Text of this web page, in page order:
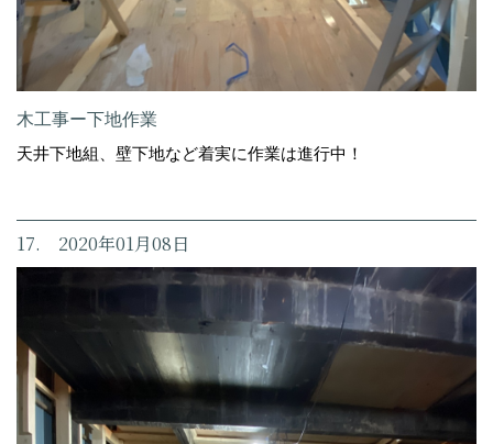
木工事ー下地作業
天井下地組、壁下地など着実に作業は進行中！
17. 2020年01月08日